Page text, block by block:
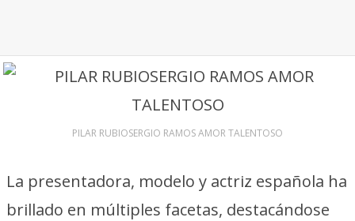
PILAR RUBIOSERGIO RAMOS AMOR TALENTOSO
La presentadora, modelo y actriz española ha
brillado en múltiples facetas, destacándose